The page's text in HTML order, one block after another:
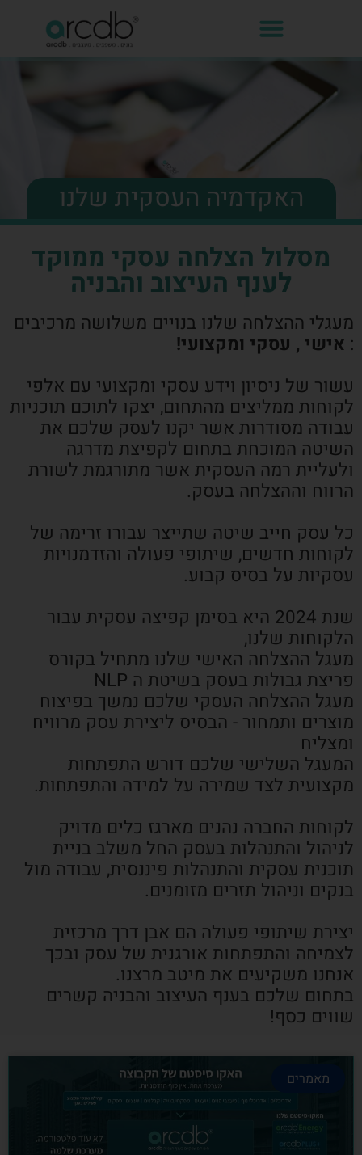
האקדמיה העסקית שלנו
מסלול הצלחה עסקי ממוקד
לענף העיצוב והבניה
מעגלי ההצלחה שלנו בנויים משלושה מרכיבים
: אישי , עסקי ומקצועי!
עשור של ניסיון וידע עסקי ומקצועי עם אלפי
לקוחות ממליצים מהתחום, יצקו לתוכם תוכניות
עבודה מסודרות אשר יקנו לעסק שלכם את
השיטה המוכחת בתחום לקפיצת מדרגה
ולעליית רמה העסקית אשר מתורגמת לשורת
הרווח וההצלחה בעסק.
כל עסק חייב שיטה שתייצר עבורו זרימה של
לקוחות חדשים, שיתופי פעולה והזדמנויות
עסקיות על בסיס קבוע.
שנת 2024 היא בסימן קפיצה עסקית עבור
הלקוחות שלנו,
מעגל ההצלחה האישי שלנו מתחיל בקורס
פריצת גבולות בעסק בשיטת ה NLP
מעגל ההצלחה העסקי שלכם נמשך בפיצוח
מוצרים ותמחור - הבסיס ליצירת עסק מרוויח
ומצליח
המעגל השלישי שלכם דורש התפתחות
מקצועית לצד שמירה על למידה והתפתחות.
לקוחות החברה נהנים מארגז כלים מדויק
לניהול והתנהלות בעסק החל משלב בניית
תוכנית עסקית והתנהלות פיננסית, עבודה מול
בנקים וניהול תזרים מזומנים.
יצירת שיתופי פעולה הם אבן דרך מרכזית
לצמיחה והתפתחות אורגנית של עסק ובכך
אנחנו משקיעים את מיטב מרצנו.
בתחום שלכם בענף העיצוב והבניה קשרים
שווים כסף!
מאמרים